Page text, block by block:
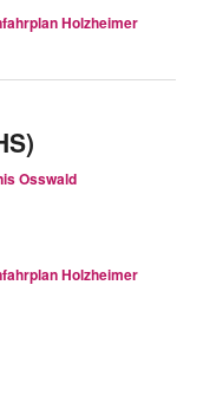
Holzheimer
Osswald
Holzheimer